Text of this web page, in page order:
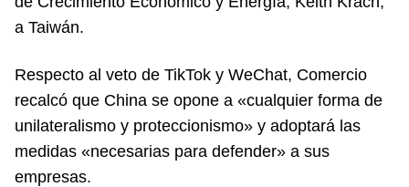
a Taiwán.
Respecto al veto de TikTok y WeChat, Comercio
recalcó que China se opone a «cualquier forma de
unilateralismo y proteccionismo» y adoptará las
medidas «necesarias para defender» a sus
empresas.